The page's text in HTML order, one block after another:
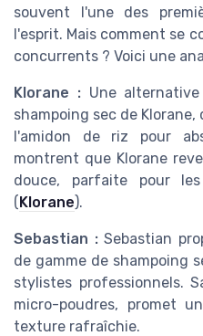
souvent l'une des
l'esprit. Mais comment se
concurrents ? Voici une
Klorane :Une
shampoing sec de
l'amidon de riz pour
montrent que Klorane
douce, parfaite pour
(Klorane).
Sebastian :Sebastian
de gamme de shampoing
stylistes professionnels.
micro-poudres, promet
texture rafraîchie.